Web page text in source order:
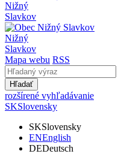
Nižný
Slavkov
Nižný
Slavkov
Mapa webu RSS
Hľadať
rozšírené vyhľadávanie
SKSlovensky
SKSlovensky
ENEnglish
DEDeutsch